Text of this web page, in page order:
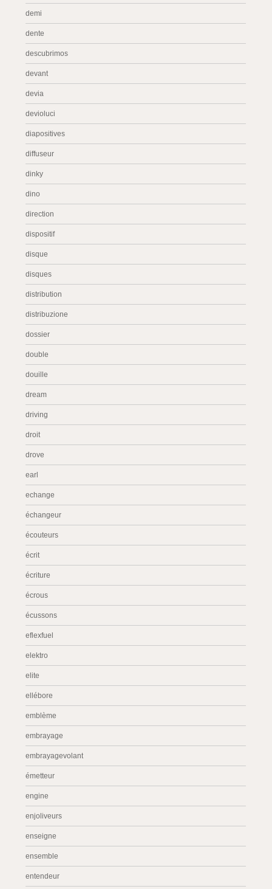
demi
dente
descubrimos
devant
devia
devioluci
diapositives
diffuseur
dinky
dino
direction
dispositif
disque
disques
distribution
distribuzione
dossier
double
douille
dream
driving
droit
drove
earl
echange
échangeur
écouteurs
écrit
écriture
écrous
écussons
eflexfuel
elektro
elite
ellébore
emblème
embrayage
embrayagevolant
émetteur
engine
enjoliveurs
enseigne
ensemble
entendeur